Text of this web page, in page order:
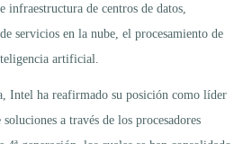
infraestructura de centros de datos,
servicios en la nube, el procesamiento de
artificial.
Intel ha reafirmado su posición como líder
a través de los procesadores